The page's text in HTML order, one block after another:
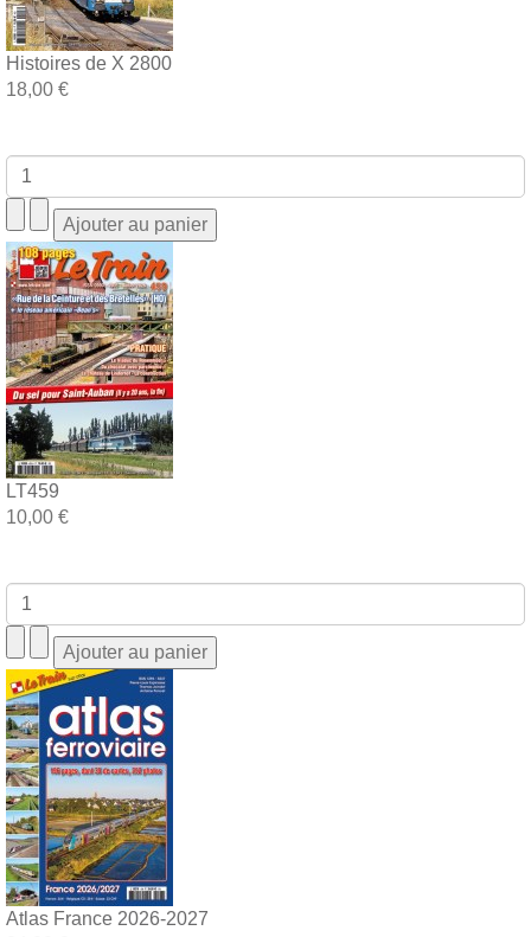
Histoires de X 2800
18,00 €
LT459
10,00 €
Atlas France 2026-2027